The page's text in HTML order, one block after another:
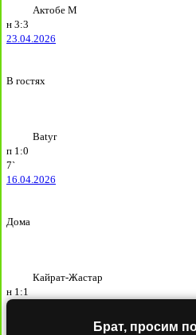
Актобе М
н 3:3
23.04.2026
В гостях
Batyr
п 1:0
7`
16.04.2026
Дома
Кайрат-Жастар
н 1:1
Брат, просим